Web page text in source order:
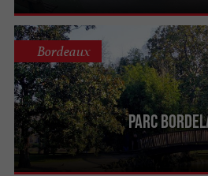
Parc
Bordeaux